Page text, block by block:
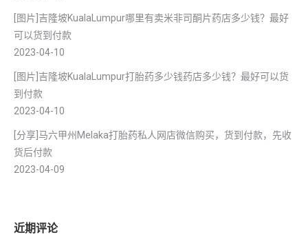
[图片]吉隆坡KualaLumpur哪里有卖米非司酮片药店多少钱？最好
可以货到付款
2023-04-10
[图片]吉隆坡KualaLumpur打胎药多少钱药店多少钱？最好可以货
到付款
2023-04-10
[分享]马六甲州Melaka打胎药私人网店微信购买，货到付款，先收
货后付款
2023-04-09
近期评论